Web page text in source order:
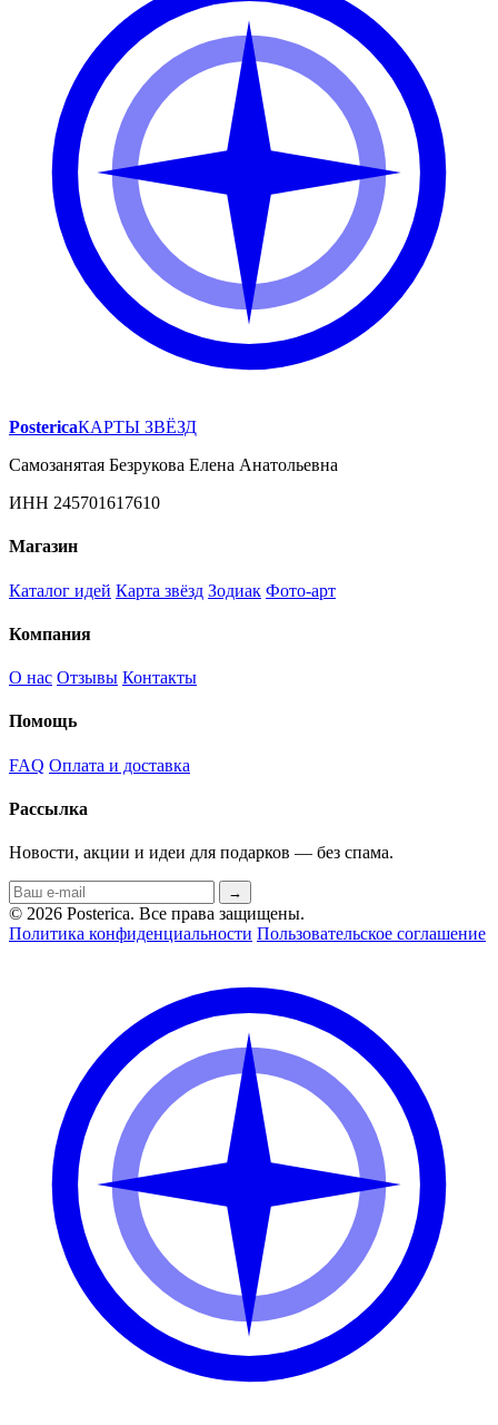
PostericaКАРТЫ ЗВЁЗД
Самозанятая Безрукова Елена Анатольевна
ИНН 245701617610
Магазин
Каталог идей Карта звёзд Зодиак Фото-арт
Компания
О нас Отзывы Контакты
Помощь
FAQ Оплата и доставка
Рассылка
Новости, акции и идеи для подарков — без спама.
→
© 2026 Posterica. Все права защищены.
Политика конфиденциальности Пользовательское соглашение